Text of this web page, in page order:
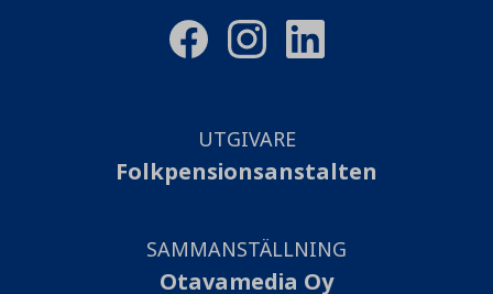
UTGIVARE
Folkpensionsanstalten
SAMMANSTÄLLNING
Otavamedia Oy